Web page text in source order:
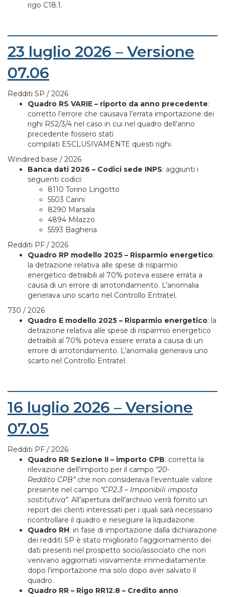
rigo C18.1.
23 luglio 2026 – Versione
07.06
Redditi SP / 2026
Quadro RS VARIE – riporto da anno precedente:
corretto l’errore che causava l’errata importazione dei
righi RS2/3/4 nel caso in cui nel quadro dell’anno
precedente fossero stati
compilati ESCLUSIVAMENTE questi righi.
Windired base / 2026
Banca dati 2026 – Codici sede INPS: aggiunti i
seguenti codici:
8110 Torino Lingotto
5503 Carini
8290 Marsala
4894 Milazzo
5593 Bagheria
Redditi PF / 2026
Quadro RP modello 2025 – Risparmio energetico:
la detrazione relativa alle spese di risparmio
energetico detraibili al 70% poteva essere errata a
causa di un errore di arrotondamento. L’anomalia
generava uno scarto nel Controllo Entratel.
730 / 2026
Quadro E modello 2025 – Risparmio energetico: la
detrazione relativa alle spese di risparmio energetico
detraibili al 70% poteva essere errata a causa di un
errore di arrotondamento. L’anomalia generava uno
scarto nel Controllo Entratel.
16 luglio 2026 – Versione
07.05
Redditi PF / 2026
Quadro RR Sezione II – importo CPB: corretta la
rilevazione dell’importo per il campo “20-
Reddito CPB”che non considerava l’eventuale valore
presente nel campo “CP2.3 – Imponibili imposta
sostitutiva”. All’apertura dell’archivio verrà fornito un
report dei clienti interessati per i quali sarà necessario
ricontrollare il quadro e rieseguire la liquidazione.
Quadro RH: in fase di importazione dalla dichiarazione
dei redditi SP è stato migliorato l’aggiornamento dei
dati presenti nel prospetto socio/associato che non
venivano aggiornati visivamente immediatamente
dopo l’importazione ma solo dopo aver salvato il
quadro.
Quadro RR – Rigo RR12.8 – Credito anno